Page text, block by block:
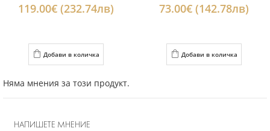
119.00€ (232.74лв)
Добави в количка
73.00€ (142.78лв)
Добави в количка
Няма мнения за този продукт.
НАПИШЕТЕ МНЕНИЕ